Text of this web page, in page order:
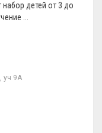
детей от 3 до
...
уч 9А